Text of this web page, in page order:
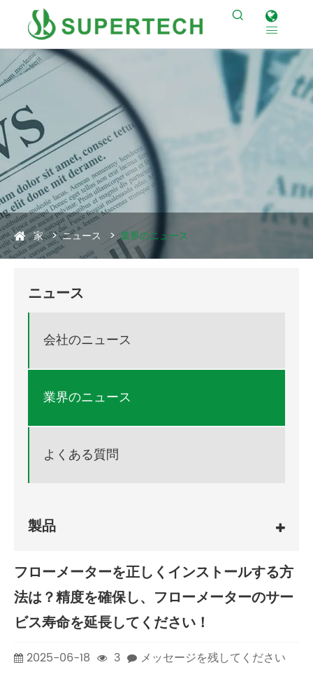


家 ニュース 業界のニュース
ニュース
会社のニュース
業界のニュース
よくある質問
製品
フローメーターを正しくインストールする方
法は？精度を確保し、フローメーターのサー
ビス寿命を延長してください！
2025-06-18 3 メッセージを残してください